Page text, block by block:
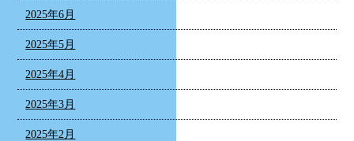
2025年6月
2025年5月
2025年4月
2025年3月
2025年2月